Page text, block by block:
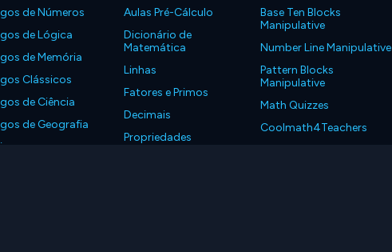
de Números
de Lógica
de Memória
Clássicos
de Ciência
de Geografia
nossos
Aulas Pré-Cálculo
Dicionário de
Matemática
Linhas
Fatores e Primos
Decimais
Propriedades
Base Ten Blocks
Manipulative
Number Line Manipulative
Pattern Blocks
Manipulative
Math Quizzes
Coolmath4Teachers